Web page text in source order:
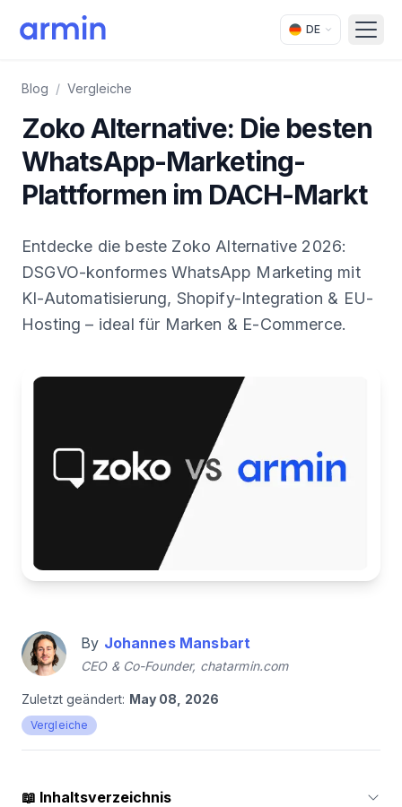
DE
Blog / Vergleiche
Zoko Alternative: Die besten
WhatsApp-Marketing-
Plattformen im DACH-Markt
Entdecke die beste Zoko Alternative 2026:
DSGVO-konformes WhatsApp Marketing mit
KI-Automatisierung, Shopify-Integration & EU-
Hosting – ideal für Marken & E-Commerce.
By Johannes Mansbart
CEO & Co-Founder, chatarmin.com
Zuletzt geändert: May 08, 2026
Vergleiche
📖 Inhaltsverzeichnis